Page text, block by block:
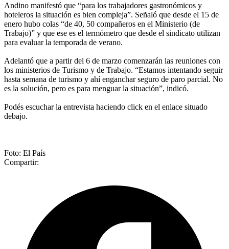
Andino manifestó que “para los trabajadores gastronómicos y
hoteleros la situación es bien compleja”. Señaló que desde el 15 de
enero hubo colas “de 40, 50 compañeros en el Ministerio (de
Trabajo)” y que ese es el termómetro que desde el sindicato utilizan
para evaluar la temporada de verano.
Adelantó que a partir del 6 de marzo comenzarán las reuniones con
los ministerios de Turismo y de Trabajo. “Estamos intentando seguir
hasta semana de turismo y ahí enganchar seguro de paro parcial. No
es la solución, pero es para menguar la situación”, indicó.
Podés escuchar la entrevista haciendo click en el enlace situado
debajo.
Foto: El País
Compartir: